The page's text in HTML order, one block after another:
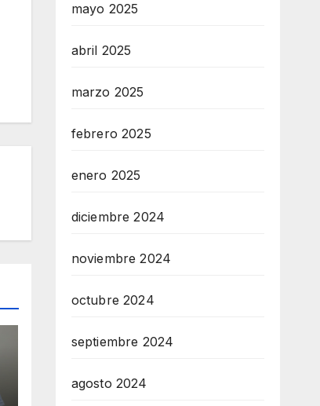
mayo 2025
abril 2025
marzo 2025
febrero 2025
enero 2025
diciembre 2024
noviembre 2024
octubre 2024
septiembre 2024
agosto 2024